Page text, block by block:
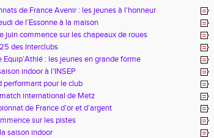
de France Avenir : les jeunes à l'honneur
de l’Essonne à la maison
juin commence sur les chapeaux de roues
des Interclubs
Equip’Athlé : les jeunes en grande forme
indoor à l’INSEP
performant pour le club
international de Metz
de France d’or et d’argent
sur les pistes
saison indoor